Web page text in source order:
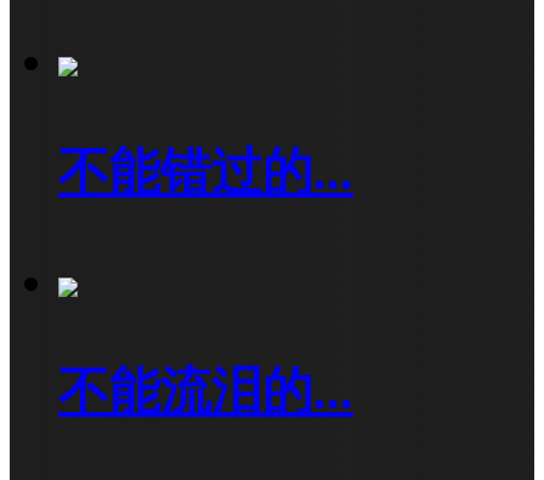
不能错过的...
不能流泪的...